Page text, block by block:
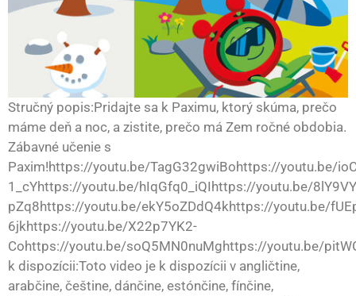
Stručný popis:Pridajte sa k Paximu, ktorý skúma, prečo
máme deň a noc, a zistite, prečo má Zem ročné obdobia.
Zábavné učenie s
Paxim!https://youtu.be/TagG32gwiBohttps://youtu.be/
1_cYhttps://youtu.be/hIqGfq0_iQIhttps://youtu.be/
pZq8https://youtu.be/ekY5oZDdQ4khttps://youtu.be/
6jkhttps://youtu.be/X22p7YK2-
Cohttps://youtu.be/soQ5MN0nuMghttps://youtu.be/
k dispozícii:Toto video je k dispozícii v angličtine,
arabčine, češtine, dánčine, estónčine, fínčine,